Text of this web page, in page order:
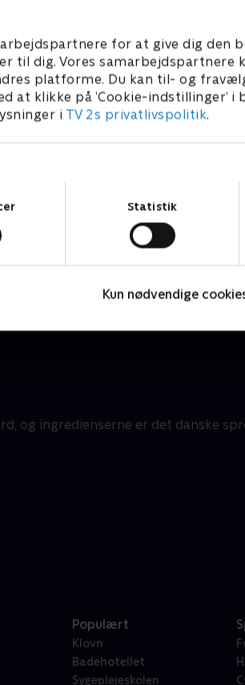
for at give dig den
til dig. Vores samarbejdspartnere
platforme. Du kan til- og
klikke på ’Cookie-indstillinger’ i
i TV 2s privatlivspolitik.
Statistik
Kun nødvendige
største quizkamp
og ingredienserne er det danske
Populært
Klovn
Badehotellet
Sygeplejeskolen